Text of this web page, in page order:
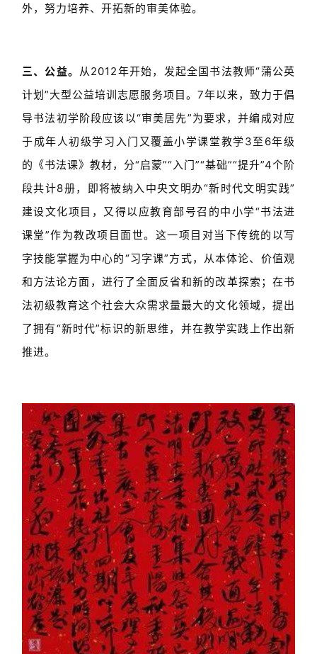
外，努力培养、开拓新的审美体验。
三、公益。 从2012年开始，发起全国书法教师“蒲公英
计划”大型公益培训志愿服务项目。7年以来，致力于倡
导书法初学阶段应该以“审美居先”为要求，并编成对应
于成年人初级学习入门又覆盖小学课堂教学3至6年级
的《书法课》教材，分“启蒙”“入门”“基础”“提升”4个阶
段共计8册，即将被纳入中央文明办“新时代文明实践”
建设文化项目，又得以应教育部号召的中小学“书法进
课堂”作为教改项目面世。这一项目对当下传统的以写
字技能掌握为中心的“习字课”方式，从本体论、价值观
和方法论方面，进行了全面反省和新的改革探索；在书
法初级教育这个社会大众需求量最大的文化领域，提出
了拥有“新时代”标识的新思维，并在教学实践上作出新
推进。